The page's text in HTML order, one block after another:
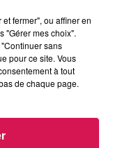
ET RISQUE
typiquement estival
fermer", ou affiner en
"Gérer mes choix".
sans
pour ce site. Vous
à tout
de chaque page.